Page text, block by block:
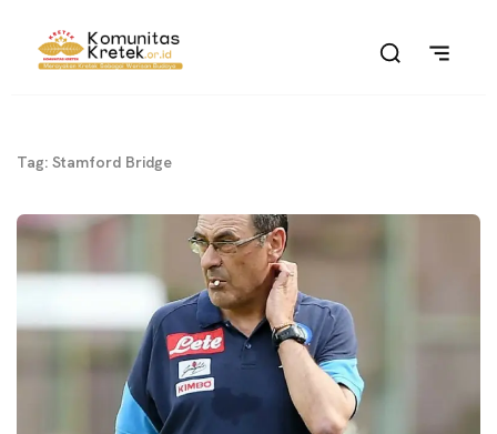
Tag: Stamford Bridge